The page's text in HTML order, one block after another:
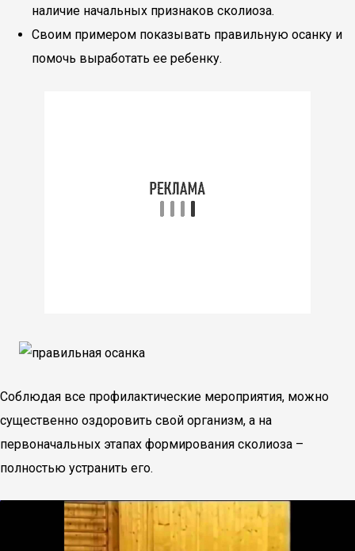
наличие начальных признаков сколиоза.
Своим примером показывать правильную осанку и
помочь выработать ее ребенку.
Соблюдая все профилактические мероприятия, можно
существенно оздоровить свой организм, а на
первоначальных этапах формирования сколиоза –
полностью устранить его.